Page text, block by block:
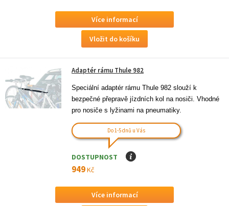
Více informací
Adaptér rámu Thule 982
Speciální adaptér rámu Thule 982 slouží k
bezpečné přepravě jízdních kol na nosiči. Vhodné
pro nosiče s lyžinami na pneumatiky.
Do 1-5 dnů u Vás
DOSTUPNOST I
949Kč
Více informací